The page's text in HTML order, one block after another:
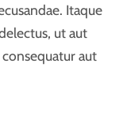
Itaque
ut aut
aut